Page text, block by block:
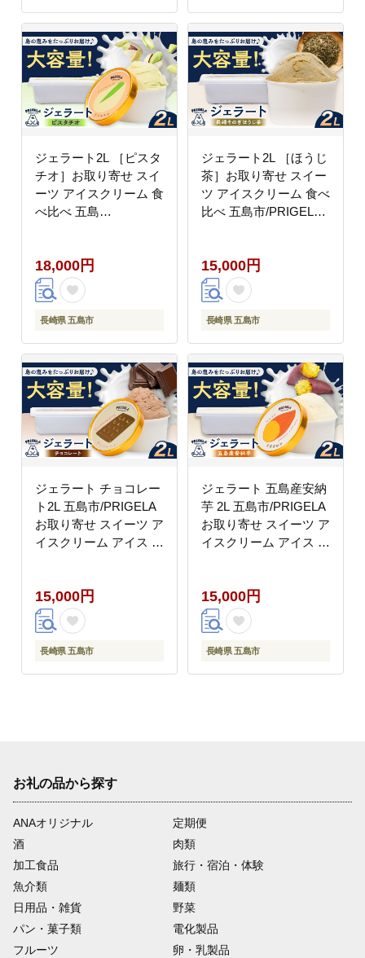
ジェラート2L ［ピスタ
チオ］お取り寄せ スイ
ーツ アイスクリーム 食
べ比べ 五島
18,000円
長崎県 五島市
ジェラート2L ［ほうじ
茶］お取り寄せ スイー
ツ アイスクリーム 食べ
比べ 五島市/PRIGELA
15,000円
長崎県 五島市
ジェラート チョコレー
ト2L 五島市/PRIGELA
お取り寄せ スイーツ ア
イスクリーム アイス お
15,000円
長崎県 五島市
ジェラート 五島産安納
芋 2L 五島市/PRIGELA
お取り寄せ スイーツ ア
イスクリーム アイス お
15,000円
長崎県 五島市
お礼の品から探す
ANAオリジナル
定期便
酒
肉類
加工食品
旅行・宿泊・体験
魚介類
麺類
日用品・雑貨
野菜
パン・菓子類
電化製品
フルーツ
卵・乳製品